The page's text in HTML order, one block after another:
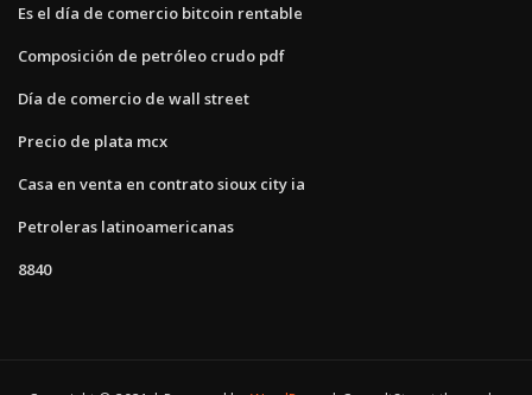
Es el día de comercio bitcoin rentable
Composición de petróleo crudo pdf
Día de comercio de wall street
Precio de plata mcx
Casa en venta en contrato sioux city ia
Petroleras latinoamericanas
8840